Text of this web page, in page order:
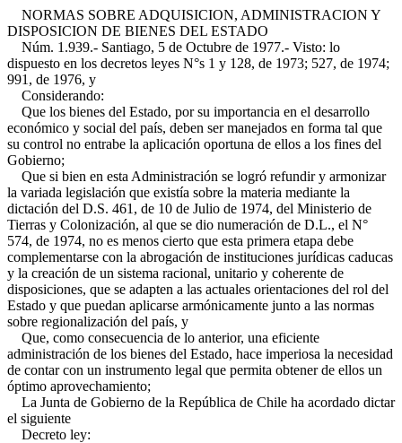
NORMAS SOBRE ADQUISICION, ADMINISTRACION Y
DISPOSICION DE BIENES DEL ESTADO
Núm. 1.939.- Santiago, 5 de Octubre de 1977.- Visto: lo
dispuesto en los decretos leyes N°s 1 y 128, de 1973; 527, de 1974;
991, de 1976, y
Considerando:
Que los bienes del Estado, por su importancia en el desarrollo
económico y social del país, deben ser manejados en forma tal que
su control no entrabe la aplicación oportuna de ellos a los fines del
Gobierno;
Que si bien en esta Administración se logró refundir y armonizar
la variada legislación que existía sobre la materia mediante la
dictación del D.S. 461, de 10 de Julio de 1974, del Ministerio de
Tierras y Colonización, al que se dio numeración de D.L., el N°
574, de 1974, no es menos cierto que esta primera etapa debe
complementarse con la abrogación de instituciones jurídicas caducas
y la creación de un sistema racional, unitario y coherente de
disposiciones, que se adapten a las actuales orientaciones del rol del
Estado y que puedan aplicarse armónicamente junto a las normas
sobre regionalización del país, y
Que, como consecuencia de lo anterior, una eficiente
administración de los bienes del Estado, hace imperiosa la necesidad
de contar con un instrumento legal que permita obtener de ellos un
óptimo aprovechamiento;
La Junta de Gobierno de la República de Chile ha acordado dictar
el siguiente
Decreto ley: